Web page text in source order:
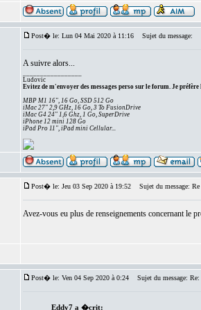
Post� le: Lun 04 Mai 2020 à 11:16 Sujet du message:
A suivre alors...
Ludovic
Evitez de m'envoyer des messages perso sur le forum. Je préfère
MBP M1 16", 16 Go, SSD 512 Go
iMac 27" 2,9 GHz, 16 Go, 3 To FusionDrive
iMac G4 24" 1,6 Ghz, 1 Go, SuperDrive
iPhone 12 mini 128 Go
iPad Pro 11", iPad mini Cellular...
Post� le: Jeu 03 Sep 2020 à 19:52 Sujet du message: Re
Avez-vous eu plus de renseignements concernant le
Post� le: Ven 04 Sep 2020 à 0:24 Sujet du message: Re:
Eddy7 a �crit: